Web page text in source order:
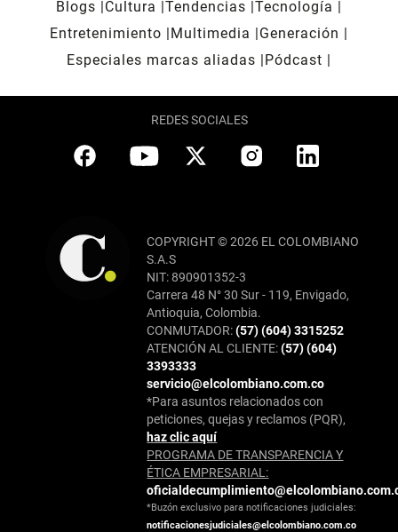
Blogs
Cultura Tendencias Tecnología
Entretenimiento
Multimedia
Generación
Especiales marcas aliadas
Pódcast
REDES SOCIALES
COPYRIGHT © 2026 EL COLOMBIANO
S.A.S
NIT: 890901352-3
Carrera 48 N° 30 Sur - 119, Envigado,
Antioquia, Colombia.
CONMUTADOR:(57) (604) 3315252
ATENCIÓN AL CLIENTE:(57) (604)
3393333
servicio@elcolombiano.com.co
*Para asuntos relacionados con
peticiones, quejas y reclamos (PQR),
haz clic aquí
PROGRAMA DE TRANSPARENCIA Y
ÉTICA EMPRESARIAL:
*Buzón exclusivo para notificaciones judiciales:
notificacionesjudiciales@elcolombiano.com.co